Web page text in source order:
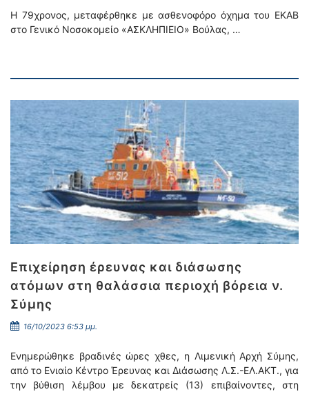
Η 79χρονος, μεταφέρθηκε με ασθενοφόρο όχημα του ΕΚΑΒ
στο Γενικό Νοσοκομείο «ΑΣΚΛΗΠΙΕΙΟ» Βούλας, …
Επιχείρηση έρευνας και διάσωσης
ατόμων στη θαλάσσια περιοχή βόρεια ν.
Σύμης
16/10/2023 6:53 μμ.
Ενημερώθηκε βραδινές ώρες χθες, η Λιμενική Αρχή Σύμης,
από το Ενιαίο Κέντρο Έρευνας και Διάσωσης Λ.Σ.-ΕΛ.ΑΚΤ., για
την βύθιση λέμβου με δεκατρείς (13) επιβαίνοντες, στη